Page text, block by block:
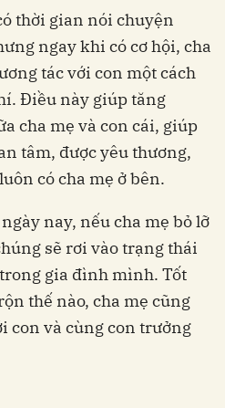
thời gian nói chuyện
ngay khi có cơ hội, cha
tác với con một cách
Điều này giúp tăng
cha mẹ và con cái, giúp
tâm, được yêu thương,
có cha mẹ ở bên.
nay, nếu cha mẹ bỏ lỡ
sẽ rơi vào trạng thái
gia đình mình. Tốt
thế nào, cha mẹ cũng
con và cùng con trưởng